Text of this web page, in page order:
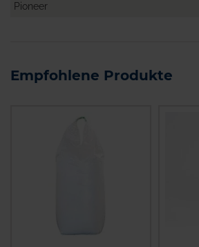
Pioneer
Empfohlene Produkte